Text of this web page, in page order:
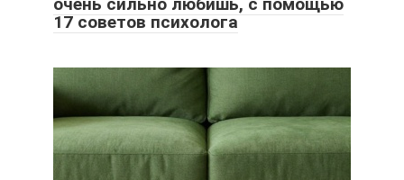
17 советов психолога